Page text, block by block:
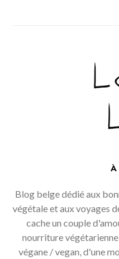
À
Blog belge dédié aux
végétale et aux voyages
cache un couple
nourriture
végane / vegan, d'une